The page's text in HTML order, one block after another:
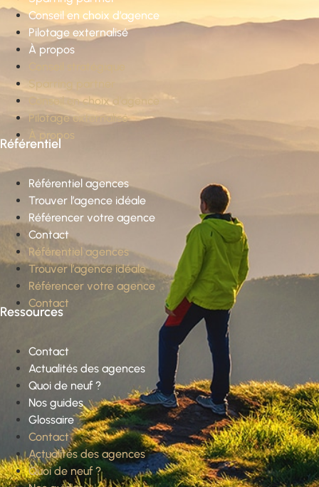
Conseil en choix d’agence
Pilotage externalisé
À propos
Sparring partner
Conseil en choix d’agence
Pilotage externalisé
À propos
Référentiel
Référentiel agences
Trouver l’agence idéale
Référencer votre agence
Contact
Référentiel agences
Trouver l’agence idéale
Référencer votre agence
Contact
Ressources
Contact
Actualités des agences
Quoi de neuf ?
Nos guides
Glossaire
Contact
Actualités des agences
Quoi de neuf ?